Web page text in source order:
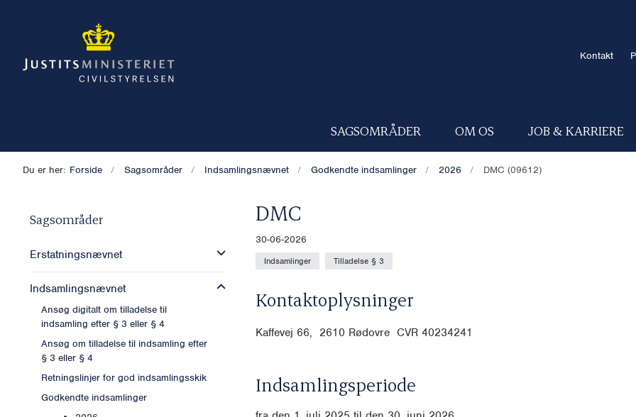
Kontakt
SAGSOMRÅDER OM OS JOB & KARRIERE
Du er her: Forside Sagsområder Indsamlingsnævnet Godkendte indsamlinger 2026 DMC (09612)
Sagsområder
Erstatningsnævnet
Indsamlingsnævnet
Ansøg digitalt om tilladelse til
indsamling efter § 3 eller § 4
Ansøg om tilladelse til indsamling efter
§ 3 eller § 4
Retningslinjer for god indsamlingsskik
Godkendte indsamlinger
DMC
30-06-2026
Indsamlinger Tilladelse § 3
Kontaktoplysninger
Kaffevej 66, 2610 Rødovre CVR 40234241
Indsamlingsperiode